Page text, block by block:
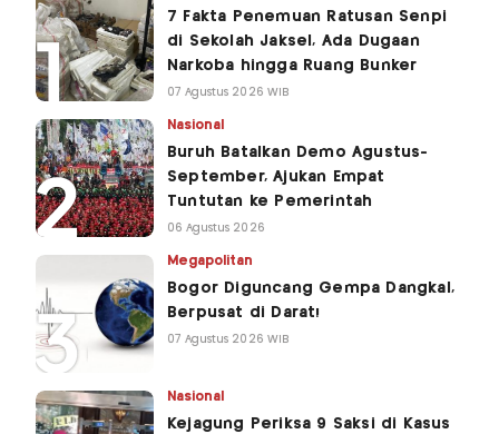
7 Fakta Penemuan Ratusan Senpi
di Sekolah Jaksel, Ada Dugaan
Narkoba hingga Ruang Bunker
07 Agustus 2026 WIB
Nasional
Buruh Batalkan Demo Agustus-
September, Ajukan Empat
Tuntutan ke Pemerintah
06 Agustus 2026
Megapolitan
Bogor Diguncang Gempa Dangkal,
Berpusat di Darat!
07 Agustus 2026 WIB
Nasional
Kejagung Periksa 9 Saksi di Kasus